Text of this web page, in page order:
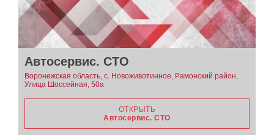
Автосервис. СТО
Воронежская область, с. Новоживотинное, Рамонский район,
Улица Шоссейная, 50а
ОТКРЫТЬ
Автосервис. СТО